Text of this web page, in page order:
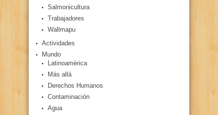
Salmonicultura
Trabajadores
Wallmapu
Actividades
Mundo
Latinoamérica
Más allá
Derechos Humanos
Contaminación
Agua